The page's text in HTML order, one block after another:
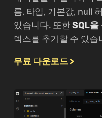
름, 타입, 기본값, null
있습니다. 또한SQL을
덱스를 추가할 수 있습
무료 다운로드 >